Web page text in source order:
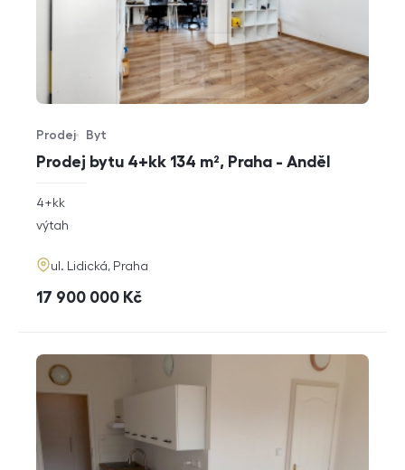
Prodej bytu 4+kk 134 m², Praha - Anděl
Typ nabídky
Prodej
Typ nemovitosti
Byt
rozměry
dispozice
4+kk
funkce
výtah
adresa
ul. Lidická, Praha
cena
17 900 000 Kč